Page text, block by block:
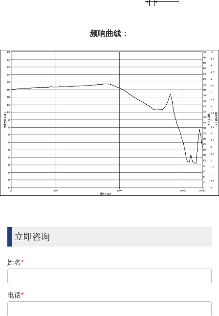
频响曲线：
立即咨询
姓名*
电话*